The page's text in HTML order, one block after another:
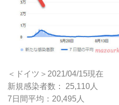
＜ドイツ＞2021/04/15現在
新規感染者数： 25,110人
7日間平均：20,495人